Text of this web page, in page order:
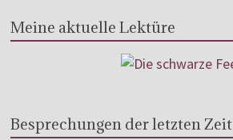
Meine aktuelle Lektüre
Besprechungen der letzten Zeit